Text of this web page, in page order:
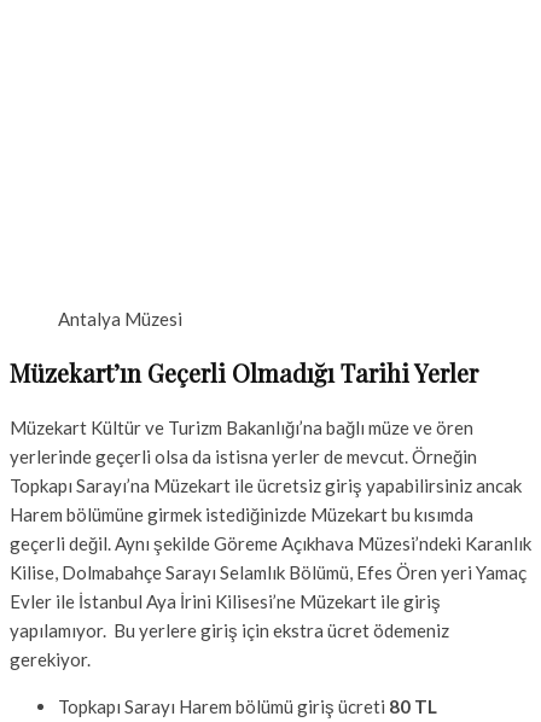
Antalya Müzesi
Müzekart’ın Geçerli Olmadığı Tarihi Yerler
Müzekart Kültür ve Turizm Bakanlığı’na bağlı müze ve ören
yerlerinde geçerli olsa da istisna yerler de mevcut. Örneğin
Topkapı Sarayı’na Müzekart ile ücretsiz giriş yapabilirsiniz ancak
Harem bölümüne girmek istediğinizde Müzekart bu kısımda
geçerli değil. Aynı şekilde Göreme Açıkhava Müzesi’ndeki Karanlık
Kilise, Dolmabahçe Sarayı Selamlık Bölümü, Efes Ören yeri Yamaç
Evler ile İstanbul Aya İrini Kilisesi’ne Müzekart ile giriş
yapılamıyor. Bu yerlere giriş için ekstra ücret ödemeniz
gerekiyor.
Topkapı Sarayı Harem bölümü giriş ücreti 80 TL